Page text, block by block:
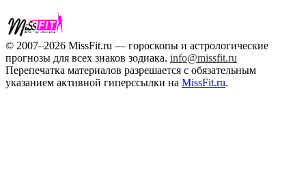
© 2007–2026 MissFit.ru — гороскопы и астрологические
прогнозы для всех знаков зодиака. info@missfit.ru
Перепечатка материалов разрешается с обязательным
указанием активной гиперссылки на MissFit.ru.